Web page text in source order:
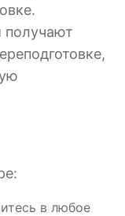
получают
в любое